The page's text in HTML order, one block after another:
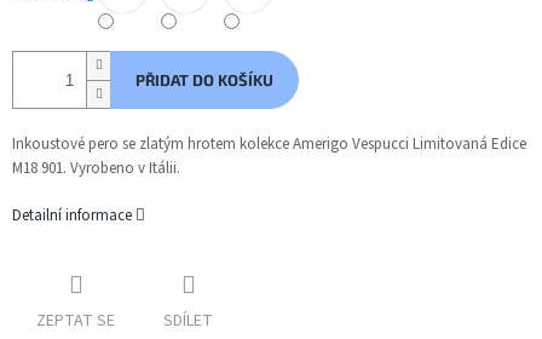
PŘIDAT DO KOŠÍKU
Inkoustové pero se zlatým hrotem kolekce Amerigo Vespucci Limitovaná Edice
M18 901. Vyrobeno v Itálii.
Detailní informace
ZEPTAT SE SDÍLET